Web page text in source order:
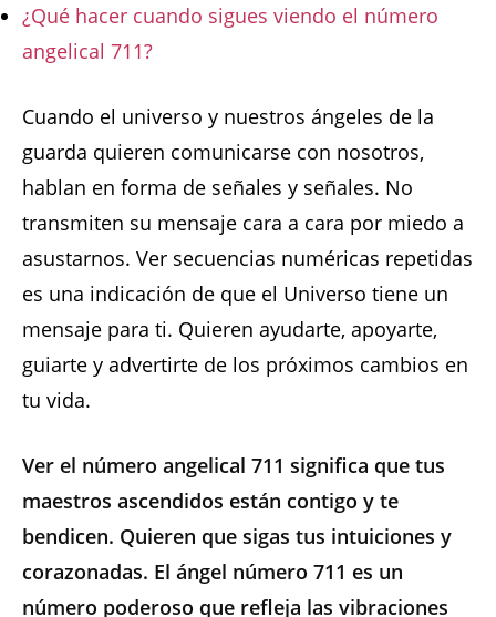
¿Qué hacer cuando sigues viendo el número
angelical 711?
Cuando el universo y nuestros ángeles de la
guarda quieren comunicarse con nosotros,
hablan en forma de señales y señales. No
transmiten su mensaje cara a cara por miedo a
asustarnos. Ver secuencias numéricas repetidas
es una indicación de que el Universo tiene un
mensaje para ti. Quieren ayudarte, apoyarte,
guiarte y advertirte de los próximos cambios en
tu vida.
Ver el número angelical 711 significa que tus
maestros ascendidos están contigo y te
bendicen. Quieren que sigas tus intuiciones y
corazonadas. El ángel número 711 es un
número poderoso que refleja las vibraciones